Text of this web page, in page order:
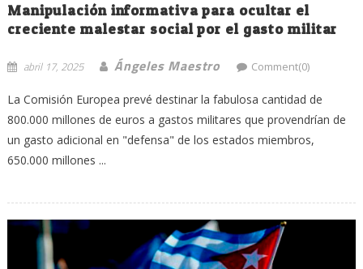
Manipulación informativa para ocultar el
creciente malestar social por el gasto militar
abril 17, 2025 Ángeles Maestro Comment(0)
La Comisión Europea prevé destinar la fabulosa cantidad de
800.000 millones de euros a gastos militares que provendrían de
un gasto adicional en "defensa" de los estados miembros,
650.000 millones ...